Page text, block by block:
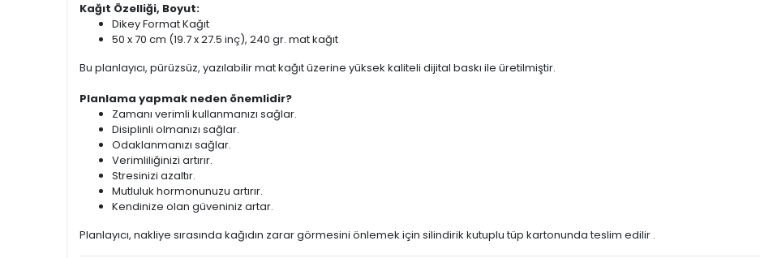
Kağıt Özelliği, Boyut:
Dikey Format Kağıt
50 x 70 cm (19.7 x 27.5 inç), 240 gr. mat kağıt
Bu planlayıcı, pürüzsüz, yazılabilir mat kağıt üzerine yüksek kaliteli dijital baskı ile üretilmiştir.
Planlama yapmak neden önemlidir?
Zamanı verimli kullanmanızı sağlar.
Disiplinli olmanızı sağlar.
Odaklanmanızı sağlar.
Verimliliğinizi artırır.
Stresinizi azaltır.
Mutluluk hormonunuzu artırır.
Kendinize olan güveniniz artar.
Planlayıcı, nakliye sırasında kağıdın zarar görmesini önlemek için silindirik kutuplu tüp kartonunda teslim edilir .